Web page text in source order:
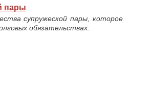
пары
супружеской пары, которое
обязательствах.